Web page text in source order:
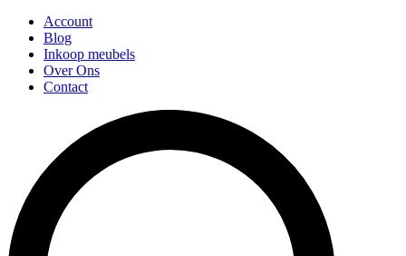
Account
Blog
Inkoop meubels
Over Ons
Contact